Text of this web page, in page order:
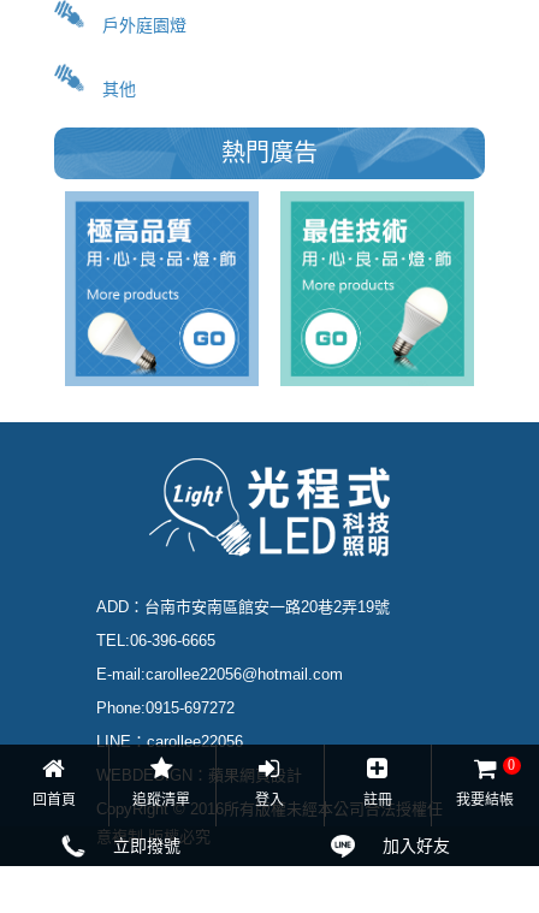
戶外庭園燈
其他
熱門廣告
回首頁 追蹤清單 登入 註冊
0
我要結帳
ADD： 台南市安南區館安一路20巷2弄19號
TEL:06-396-6665
E-mail:carollee22056@hotmail.com
Phone:0915-697272
LINE：carollee22056
WEBDESIGN： 蘋果網頁設計
CopyRight © 2016所有版權未經本公司合法授權任
意複制 版權必究
立即撥號 加入好友